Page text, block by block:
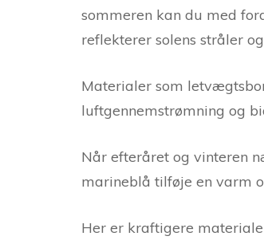
sommeren kan du med
reflekterer solens stråler
Materialer som
luftgennemstrømning og
Når efteråret og vinteren
marineblå tilføje en varm
Her er kraftigere